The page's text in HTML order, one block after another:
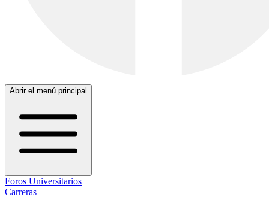
Abrir el menú principal
Foros Universitarios
Carreras